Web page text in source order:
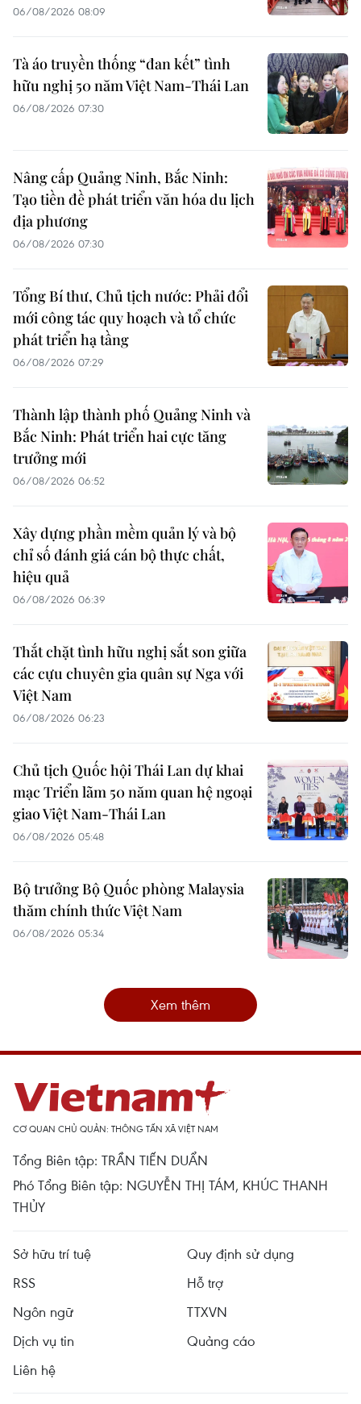
06/08/2026 08:09
Tà áo truyền thống “đan kết” tình
hữu nghị 50 năm Việt Nam-Thái Lan
06/08/2026 07:30
Nâng cấp Quảng Ninh, Bắc Ninh:
Tạo tiền đề phát triển văn hóa du lịch
địa phương
06/08/2026 07:30
Tổng Bí thư, Chủ tịch nước: Phải đổi
mới công tác quy hoạch và tổ chức
phát triển hạ tầng
06/08/2026 07:29
Thành lập thành phố Quảng Ninh và
Bắc Ninh: Phát triển hai cực tăng
trưởng mới
06/08/2026 06:52
Xây dựng phần mềm quản lý và bộ
chỉ số đánh giá cán bộ thực chất,
hiệu quả
06/08/2026 06:39
Thắt chặt tình hữu nghị sắt son giữa
các cựu chuyên gia quân sự Nga với
Việt Nam
06/08/2026 06:23
Chủ tịch Quốc hội Thái Lan dự khai
mạc Triển lãm 50 năm quan hệ ngoại
giao Việt Nam-Thái Lan
06/08/2026 05:48
Bộ trưởng Bộ Quốc phòng Malaysia
thăm chính thức Việt Nam
06/08/2026 05:34
Xem thêm
CƠ QUAN CHỦ QUẢN: THÔNG TẤN XÃ VIỆT NAM
Tổng Biên tập: TRẦN TIẾN DUẨN
Phó Tổng Biên tập: NGUYỄN THỊ TÁM, KHÚC THANH
THỦY
Sở hữu trí tuệ
Quy định sử dụng
RSS
Hỗ trợ
Ngôn ngữ
TTXVN
Dịch vụ tin
Quảng cáo
Liên hệ